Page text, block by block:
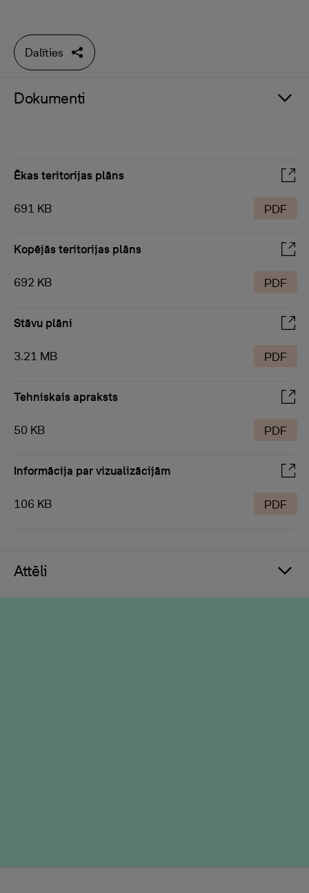
Dalīties
Dokumenti
Ēkas teritorijas plāns
691 KB PDF
Kopējās teritorijas plāns
692 KB PDF
Stāvu plāni
3.21 MB PDF
Tehniskais apraksts
50 KB PDF
Informācija par vizualizācijām
106 KB PDF
Attēli